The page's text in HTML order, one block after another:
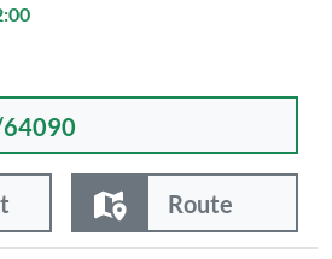
Route